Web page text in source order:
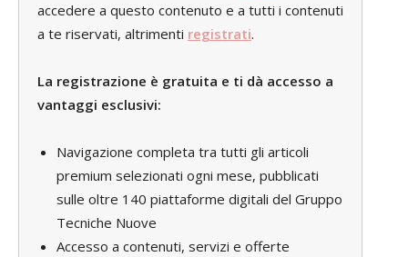
accedere a questo contenuto e a tutti i contenuti
a te riservati, altrimenti registrati.
La registrazione è gratuita e ti dà accesso a
vantaggi esclusivi:
Navigazione completa tra tutti gli articoli
premium selezionati ogni mese, pubblicati
sulle oltre 140 piattaforme digitali del Gruppo
Tecniche Nuove
Accesso a contenuti, servizi e offerte